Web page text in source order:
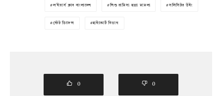
ল'ইয়ার্স ক্লাব বাংলাদেশ শিশু রামিসা হত্যা মামলা সলিসিটর উইং
স্টেট ডিফেন্স হাইকোর্ট বিভাগ
0 0